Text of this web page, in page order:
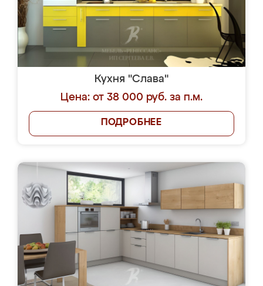
Кухня "Слава"
Цена: от 38 000 руб. за п.м.
ПОДРОБНЕЕ